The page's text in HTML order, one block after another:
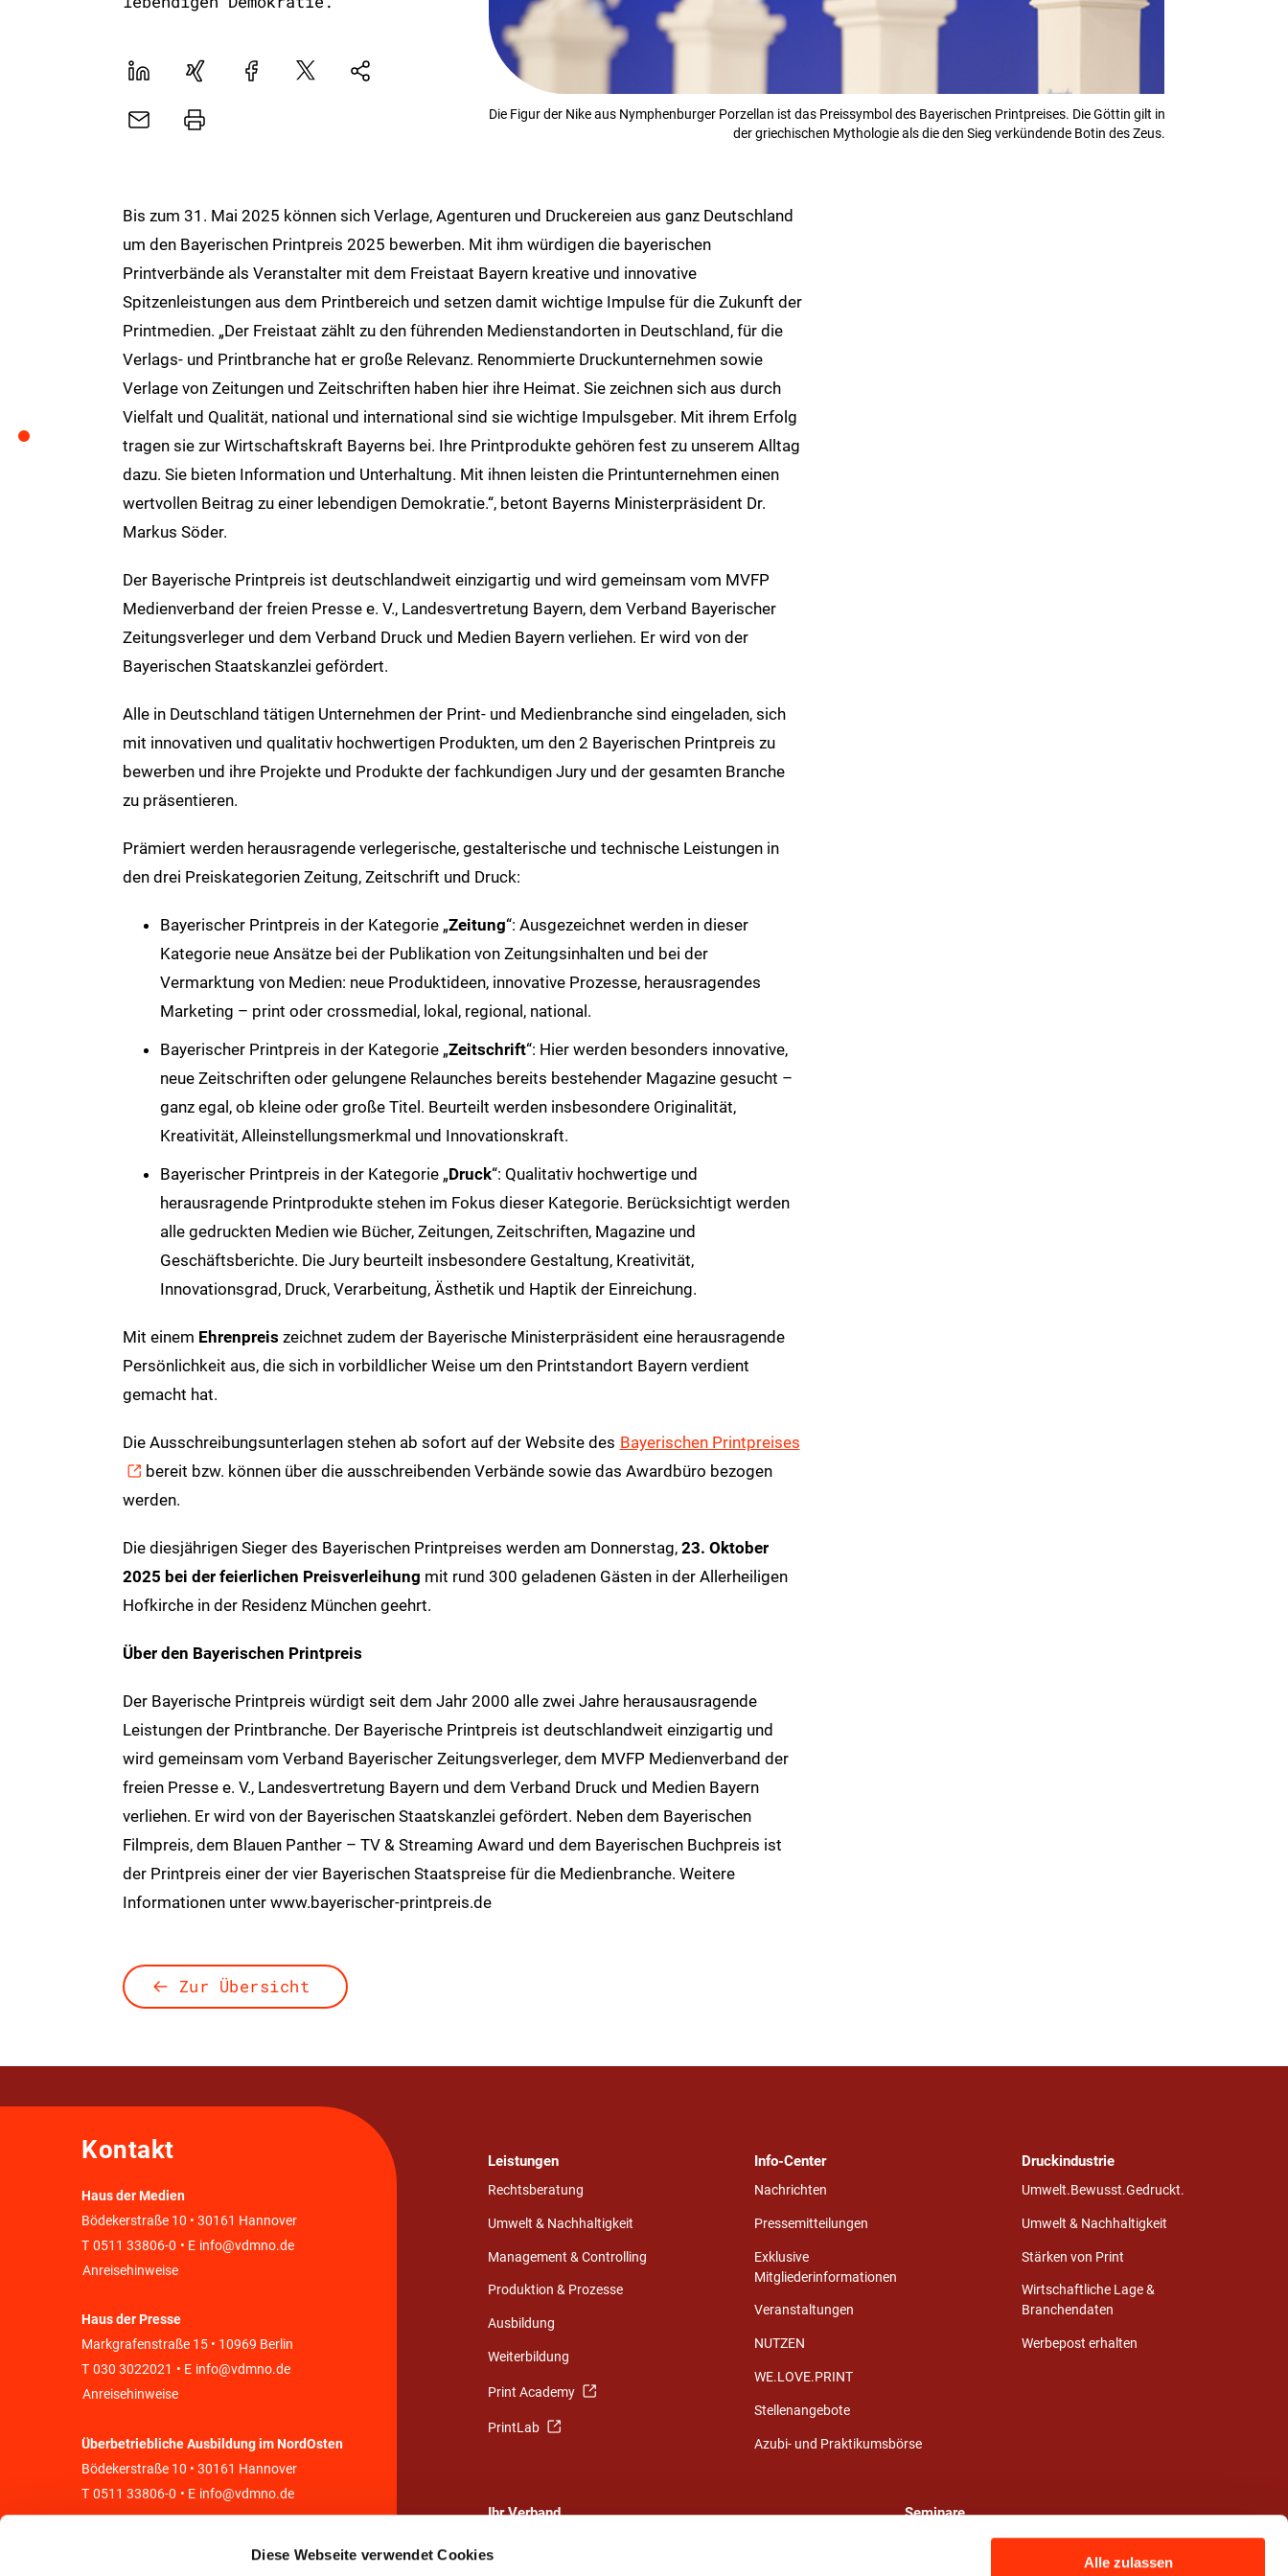
Diese Webseite verwendet Cookies Alle zulassen
LinekdInXing FacebookPlattformNatives
E-
Drucker
Die Figur der Nike aus Nymphenburger Porzellan ist das Preissymbol des Bayerischen Printpreises. Die Göttin gilt in
der griechischen Mythologie als die den Sieg verkündende Botin des Zeus.
Bis zum 31. Mai 2025 können sich Verlage, Agenturen und Druckereien aus ganz Deutschland
um den Bayerischen Printpreis 2025 bewerben. Mit ihm würdigen die bayerischen
Printverbände als Veranstalter mit dem Freistaat Bayern kreative und innovative
Spitzenleistungen aus dem Printbereich und setzen damit wichtige Impulse für die Zukunft der
Printmedien. „Der Freistaat zählt zu den führenden Medienstandorten in Deutschland, für die
Verlags- und Printbranche hat er große Relevanz. Renommierte Druckunternehmen sowie
Verlage von Zeitungen und Zeitschriften haben hier ihre Heimat. Sie zeichnen sich aus durch
Vielfalt und Qualität, national und international sind sie wichtige Impulsgeber. Mit ihrem Erfolg
tragen sie zur Wirtschaftskraft Bayerns bei. Ihre Printprodukte gehören fest zu unserem Alltag
dazu. Sie bieten Information und Unterhaltung. Mit ihnen leisten die Printunternehmen einen
wertvollen Beitrag zu einer lebendigen Demokratie.“, betont Bayerns Ministerpräsident Dr.
Markus Söder.
Der Bayerische Printpreis ist deutschlandweit einzigartig und wird gemeinsam vom MVFP
Medienverband der freien Presse e. V., Landesvertretung Bayern, dem Verband Bayerischer
Zeitungsverleger und dem Verband Druck und Medien Bayern verliehen. Er wird von der
Bayerischen Staatskanzlei gefördert.
Alle in Deutschland tätigen Unternehmen der Print- und Medienbranche sind eingeladen, sich
mit innovativen und qualitativ hochwertigen Produkten, um den 2 Bayerischen Printpreis zu
bewerben und ihre Projekte und Produkte der fachkundigen Jury und der gesamten Branche
zu präsentieren.
Prämiert werden herausragende verlegerische, gestalterische und technische Leistungen in
den drei Preiskategorien Zeitung, Zeitschrift und Druck:
Bayerischer Printpreis in der Kategorie „Zeitung“: Ausgezeichnet werden in dieser
Kategorie neue Ansätze bei der Publikation von Zeitungsinhalten und bei der
Vermarktung von Medien: neue Produktideen, innovative Prozesse, herausragendes
Marketing – print oder crossmedial, lokal, regional, national.
Bayerischer Printpreis in der Kategorie „Zeitschrift“: Hier werden besonders innovative,
neue Zeitschriften oder gelungene Relaunches bereits bestehender Magazine gesucht –
ganz egal, ob kleine oder große Titel. Beurteilt werden insbesondere Originalität,
Kreativität, Alleinstellungsmerkmal und Innovationskraft.
Bayerischer Printpreis in der Kategorie „Druck“: Qualitativ hochwertige und
herausragende Printprodukte stehen im Fokus dieser Kategorie. Berücksichtigt werden
alle gedruckten Medien wie Bücher, Zeitungen, Zeitschriften, Magazine und
Geschäftsberichte. Die Jury beurteilt insbesondere Gestaltung, Kreativität,
Innovationsgrad, Druck, Verarbeitung, Ästhetik und Haptik der Einreichung.
Mit einem Ehrenpreis zeichnet zudem der Bayerische Ministerpräsident eine herausragende
Persönlichkeit aus, die sich in vorbildlicher Weise um den Printstandort Bayern verdient
gemacht hat.
Die Ausschreibungsunterlagen stehen ab sofort auf der Website des Bayerischen Printpreises
bereit bzw. können über die ausschreibenden Verbände sowie das Awardbüro bezogen
werden.
Die diesjährigen Sieger des Bayerischen Printpreises werden am Donnerstag, 23. Oktober
2025 bei der feierlichen Preisverleihung mit rund 300 geladenen Gästen in der Allerheiligen
Hofkirche in der Residenz München geehrt.
Über den Bayerischen Printpreis
Der Bayerische Printpreis würdigt seit dem Jahr 2000 alle zwei Jahre herausausragende
Leistungen der Printbranche. Der Bayerische Printpreis ist deutschlandweit einzigartig und
wird gemeinsam vom Verband Bayerischer Zeitungsverleger, dem MVFP Medienverband der
freien Presse e. V., Landesvertretung Bayern und dem Verband Druck und Medien Bayern
verliehen. Er wird von der Bayerischen Staatskanzlei gefördert. Neben dem Bayerischen
Filmpreis, dem Blauen Panther – TV & Streaming Award und dem Bayerischen Buchpreis ist
der Printpreis einer der vier Bayerischen Staatspreise für die Medienbranche. Weitere
Informationen unter www.bayerischer-printpreis.de
Zur Übersicht
Kontakt
Haus der Medien
Bödekerstraße 10 • 30161 Hannover
T 0511 33806-0 • E info@vdmno.de
Anreisehinweise
Haus der Presse
Markgrafenstraße 15 • 10969 Berlin
T 030 3022021 • E info@vdmno.de
Anreisehinweise
Überbetriebliche Ausbildung im NordOsten
Bödekerstraße 10 • 30161 Hannover
T 0511 33806-0 • E info@vdmno.de
Leistungen
Rechtsberatung
Umwelt & Nachhaltigkeit
Management & Controlling
Produktion & Prozesse
Ausbildung
Weiterbildung
Print Academy
PrintLab
Info-Center
Nachrichten
Pressemitteilungen
Exklusive
Mitgliederinformationen
Veranstaltungen
NUTZEN
WE.LOVE.PRINT
Stellenangebote
Azubi- und Praktikumsbörse
Druckindustrie
Umwelt.Bewusst.Gedruckt.
Umwelt & Nachhaltigkeit
Stärken von Print
Wirtschaftliche Lage &
Branchendaten
Werbepost erhalten
Ihr Verband Seminare